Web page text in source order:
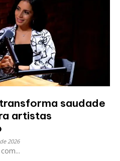
saudade
artistas
2026